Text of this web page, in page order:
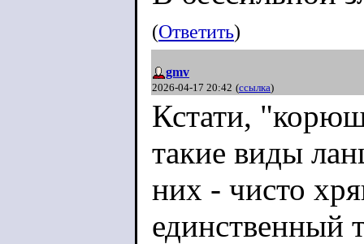
(Ответить)
gmv
2026-04-17 20:42 (ссылка)
Кстати,
такие виды
них - чисто
единственный